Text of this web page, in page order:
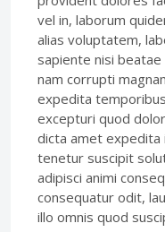
vel in, laborum
alias voluptatem,
sapiente nisi
nam corrupti
expedita
excepturi quod
dicta amet expedita
tenetur suscipit
adipisci animi
consequatur odit,
illo omnis quod